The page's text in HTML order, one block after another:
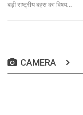
बड़ी राष्ट्रीय बहस का विषय…
CAMERA